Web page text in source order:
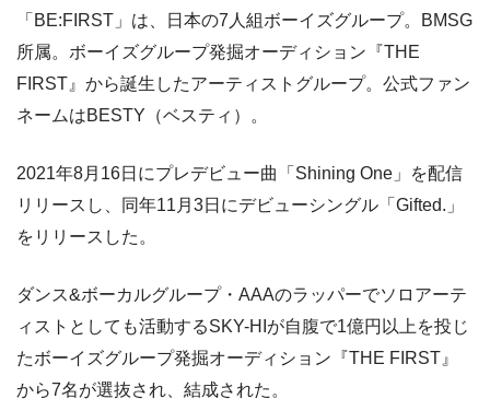
「BE:FIRST」は、日本の7人組ボーイズグループ。BMSG
所属。ボーイズグループ発掘オーディション『THE
FIRST』から誕生したアーティストグループ。公式ファン
ネームはBESTY（ベスティ）。
2021年8月16日にプレデビュー曲「Shining One」を配信
リリースし、同年11月3日にデビューシングル「Gifted.」
をリリースした。
ダンス&ボーカルグループ・AAAのラッパーでソロアーテ
ィストとしても活動するSKY-HIが自腹で1億円以上を投じ
たボーイズグループ発掘オーディション『THE FIRST』
から7名が選抜され、結成された。